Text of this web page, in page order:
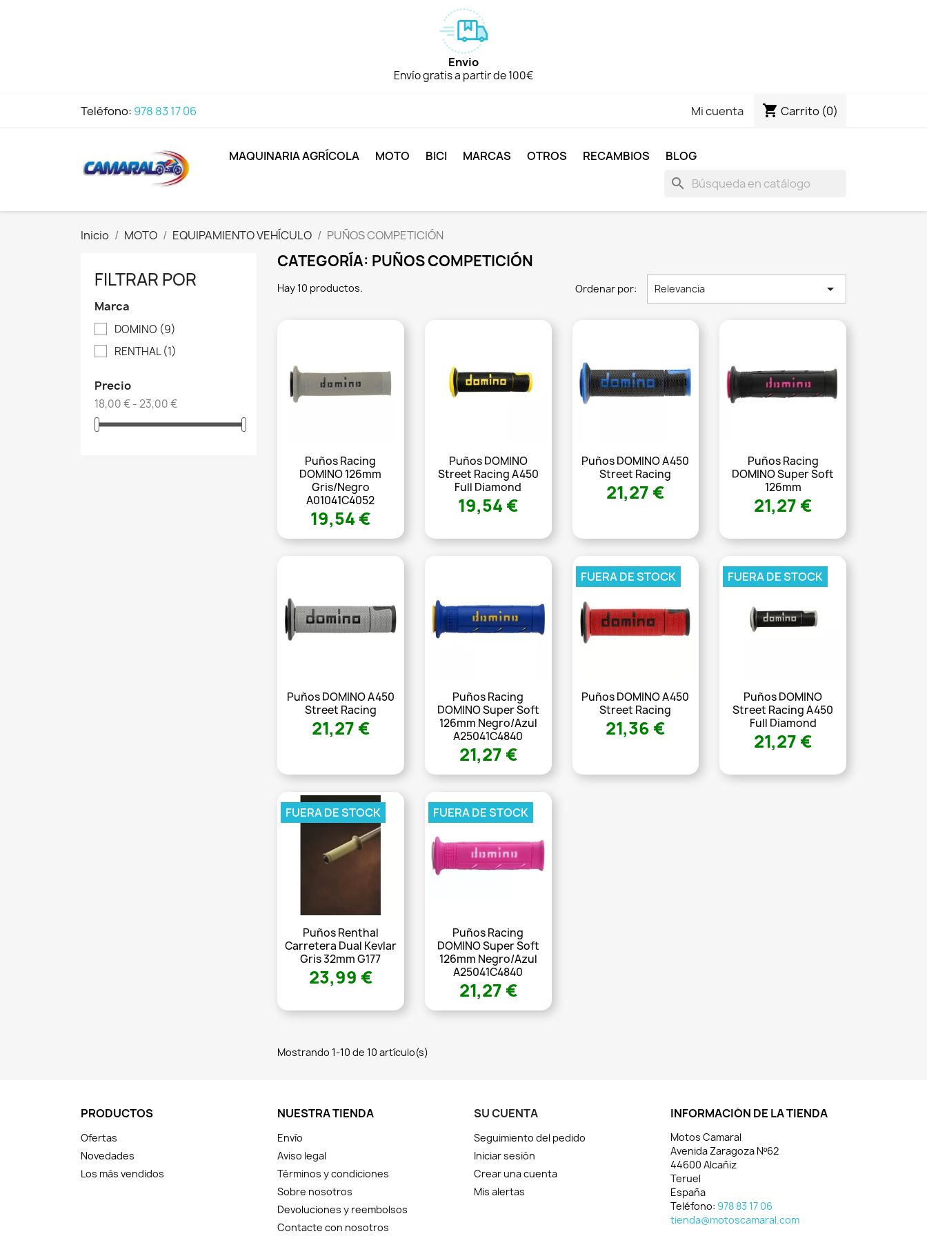
Envio
Envío gratis a partir de 100€
Teléfono: 978 83 17 06 Mi cuenta shopping_cart Carrito (0)
MAQUINARIA AGRÍCOLA MOTO BICI MARCAS OTROS RECAMBIOS BLOG
search
Inicio MOTO EQUIPAMIENTO VEHÍCULO PUÑOS COMPETICIÓN
FILTRAR POR
Marca
DOMINO (9)
RENTHAL(1)
Precio
18,00 € - 23,00 €
CATEGORÍA: PUÑOS COMPETICIÓN
Hay 10 productos. Ordenar por: Relevancia 
Puños Racing
DOMINO 126mm
Gris/negro
A01041C4052
19,54 €
Puños DOMINO
Street Racing A450
Full Diamond
19,54 €
Puños DOMINO A450
Street Racing
21,27 €
Puños Racing
DOMINO Super Soft
126mm
21,27 €
Puños DOMINO A450
Street Racing
21,27 €
Puños Racing
DOMINO Super Soft
126mm Negro/azul
A25041C4840
21,27 €
Puños DOMINO A450
Street Racing
21,36 €
FUERA DE STOCK
Puños DOMINO
Street Racing A450
Full Diamond
21,27 €
FUERA DE STOCK
Puños Renthal
Carretera Dual Kevlar
Gris 32mm G177
23,99 €
FUERA DE STOCK
Puños Racing
DOMINO Super Soft
126mm Negro/azul
A25041C4840
21,27 €
FUERA DE STOCK
Mostrando 1-10 de 10 artículo(s)
PRODUCTOS
Ofertas
Novedades
Los más vendidos
NUESTRA TIENDA
Envío
Aviso legal
Términos y condiciones
Sobre nosotros
Devoluciones y reembolsos
Contacte con nosotros
SU CUENTA
Seguimiento del pedido
Iniciar sesión
Crear una cuenta
Mis alertas
INFORMACIÓN DE LA TIENDA
Motos Camaral
Avenida Zaragoza Nº62
44600 Alcañiz
Teruel
España
Teléfono: 978 83 17 06
tienda@motoscamaral.com